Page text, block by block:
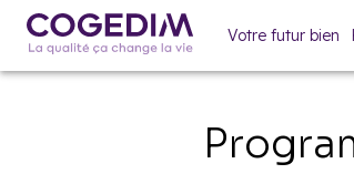
Votre futur bien